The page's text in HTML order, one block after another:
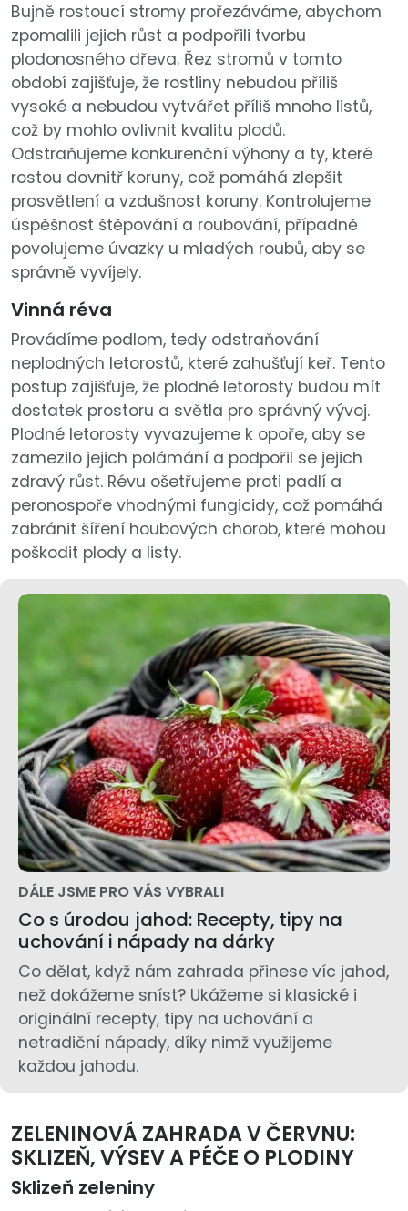
Bujně rostoucí stromy prořezáváme, abychom
zpomalili jejich růst a podpořili tvorbu
plodonosného dřeva. Řez stromů v tomto
období zajišťuje, že rostliny nebudou příliš
vysoké a nebudou vytvářet příliš mnoho listů,
což by mohlo ovlivnit kvalitu plodů.
Odstraňujeme konkurenční výhony a ty, které
rostou dovnitř koruny, což pomáhá zlepšit
prosvětlení a vzdušnost koruny. Kontrolujeme
úspěšnost štěpování a roubování, případně
povolujeme úvazky u mladých roubů, aby se
správně vyvíjely.
Vinná réva
Provádíme podlom, tedy odstraňování
neplodných letorostů, které zahušťují keř. Tento
postup zajišťuje, že plodné letorosty budou mít
dostatek prostoru a světla pro správný vývoj.
Plodné letorosty vyvazujeme k opoře, aby se
zamezilo jejich polámání a podpořil se jejich
zdravý růst. Révu ošetřujeme proti padlí a
peronospoře vhodnými fungicidy, což pomáhá
zabránit šíření houbových chorob, které mohou
poškodit plody a listy.
DÁLE JSME PRO VÁS VYBRALI
Co s úrodou jahod: Recepty, tipy na
uchování i nápady na dárky
Co dělat, když nám zahrada přinese víc jahod,
než dokážeme sníst? Ukážeme si klasické i
originální recepty, tipy na uchování a
netradiční nápady, díky nimž využijeme
každou jahodu.
ZELENINOVÁ ZAHRADA V ČERVNU:
SKLIZEŇ, VÝSEV A PÉČE O PLODINY
Sklizeň zeleniny